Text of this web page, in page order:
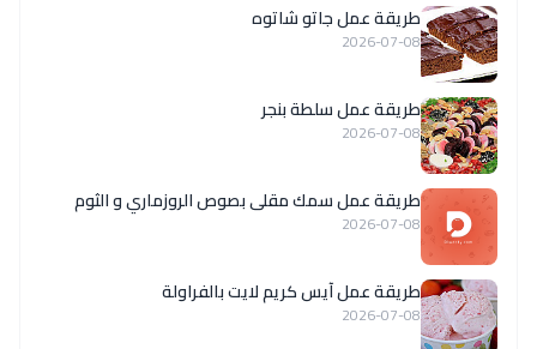
طريقة عمل جاتو شاتوه
2026-07-08
طريقة عمل سلطة بنجر
2026-07-08
طريقة عمل سمك مقلى بصوص الروزماري و الثوم
2026-07-08
طريقة عمل آيس كريم لايت بالفراولة
2026-07-08